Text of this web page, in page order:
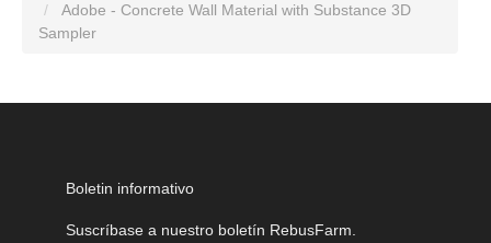
Adobe - Concrete Wall Material with Substance 3D
Sampler
Boletin informativo
Suscríbase a nuestro boletín RebusFarm.